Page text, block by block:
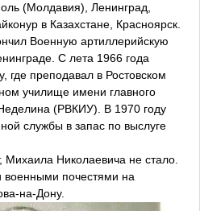
(Молдавия), Ленинград,
в Казахстане, Красноярск.
Военную артиллерийскую
С лета 1966 года
где преподавал в Ростовском
училище имени главного
(РВКИУ). В 1970 году
службы в запас по выслуге
Михаила Николаевича не стало.
почестями на
на-Дону.